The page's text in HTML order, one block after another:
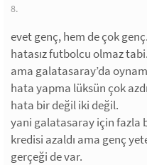
8.
evet genç, hem de çok genç.
hatasız futbolcu olmaz tabi.
ama galatasaray’da
hata yapma lüksün çok
hata bir değil iki değil.
yani galatasaray için fazla
kredisi azaldı ama genç
gerçeği de var.